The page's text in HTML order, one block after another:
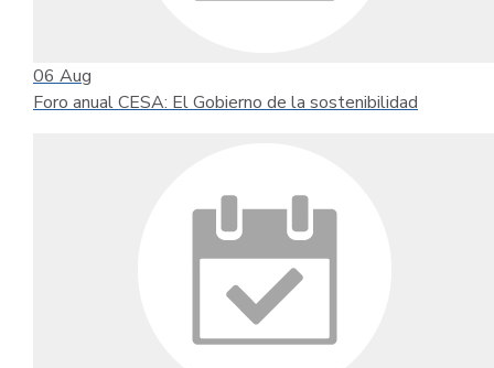
06 Aug
Foro anual CESA: El Gobierno de la sostenibilidad